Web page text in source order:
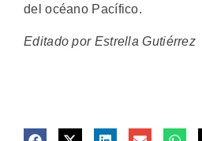
del océano Pacífico.
Editado por Estrella Gutiérrez